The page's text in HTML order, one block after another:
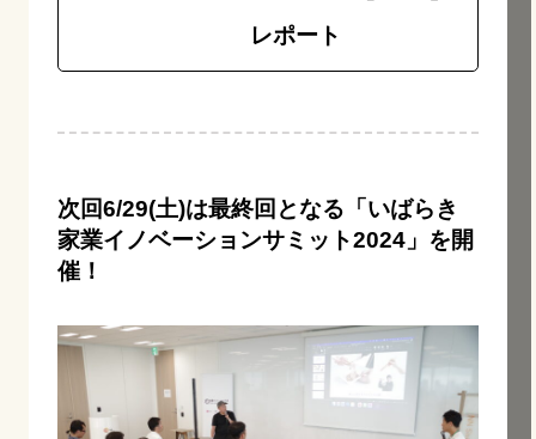
レポート
次回6/29(土)は最終回となる 「いばらき
家業イノベーションサミット2024」 を開
催！